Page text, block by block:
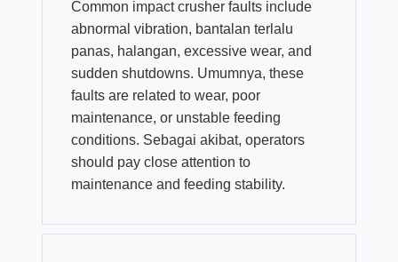
Common impact crusher faults include
abnormal vibration, bantalan terlalu
panas, halangan, excessive wear, and
sudden shutdowns. Umumnya, these
faults are related to wear, poor
maintenance, or unstable feeding
conditions. Sebagai akibat, operators
should pay close attention to
maintenance and feeding stability.